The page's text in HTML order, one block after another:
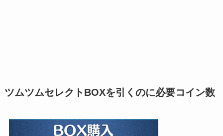
ツムツムセレクトBOXを引くのに必要コイン数